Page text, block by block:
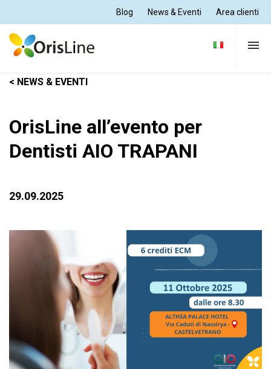
Blog News & Eventi Area clienti
Per Dentisti
Per Odontotecnici
< NEWS & EVENTI
OrisLine all’evento per
Dentisti AIO TRAPANI
29.09.2025